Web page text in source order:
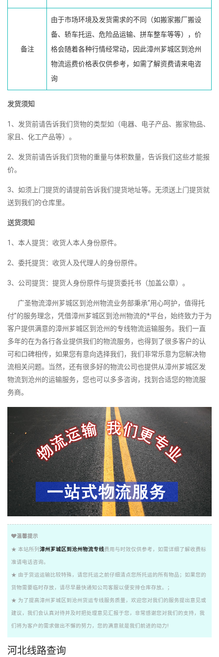
备注
由于市场环境及发货需求的不同（如搬家搬厂搬设
备、轿车托运、危险品运输、拼车整车等等），价
格会随着各种行情经常动，因此漳州芗城区到沧州
物流运费价格表仅供参考，如需了解资费请来电咨
询
发货须知
1、发货前请告诉我们货物的类型如（电器、电子产品、搬家物品、
家且、化工产品等）。
2、发货前请告诉我们货物的重量与体积数量，告诉我们这些才能报
价。
3、如须上门提货的请提前告诉我们提货地址等。无须送上门提货就
送到我们的仓库里。
送货须知
1、本人提货：收货人本人身份原件。
2、委托提货：收货人及代理人的身份原件。
3、公司提货：提货人身份原件与提货委托书（加盖公章）。
广圣物流漳州芗城区到沧州物流业务部秉承“用心呵护，值得托
付”的服务理念，凭借漳州芗城区到沧州物流的*平台，始终致力于为
客户提供满意的漳州芗城区到沧州的专线物流运输服务。我们一直
多年的在为各行各业提供我们的物流服务，也得到了很多客户的认
可和口碑相传，如果您有意向选择我们，我们非常乐意为您解决物
流相关问题。当然，还有很多好的物流公司也提供从漳州芗城区发
物流到沧州的运输服务，您也可以多多咨询，找到合适您的物流服
务商。
温馨提示
★ 本站所列 漳州芗城区到沧州物流专线费用与时效仅供参考，如需详细了解收费标
准请电话咨询。
★ 由于货运运输比较特殊，请您托运之前仔细清点您所托运的所有物品；如果您的
货物需要临时存放，请尽早最快通知公司客服以便安排仓库存放。；
★ 为了提高漳州芗城区到沧州货运专线服务质量，欢迎您对我们的服务提出意见或
建议，我们会认真对待并及时把处理意见汇报于您，非常感谢您对我们的支持，我
们将为客户的需求做出不懈的努力，您的满意就是我们前进的动力!
河北线路查询